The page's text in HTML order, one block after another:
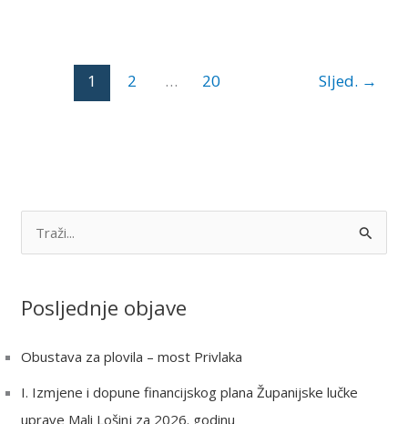
1 2 … 20 Sljed. →
r
f
Posljednje objave
Obustava za plovila – most Privlaka
I. Izmjene i dopune financijskog plana Županijske lučke
uprave Mali Lošinj za 2026. godinu